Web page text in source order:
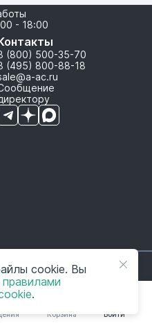
Войти
Корзина
- 18:00
(800) 500-35-70
(495) 800-88-18
ac.ru
и контроля
cookie. Вы
правилами
.